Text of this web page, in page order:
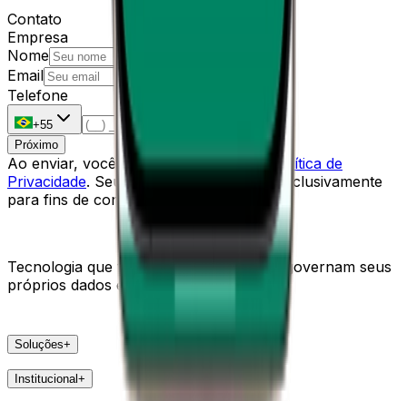
Contato
Empresa
Nome
Email
Telefone
+55
Próximo
Ao enviar, você concorda com nossa
Política de
Privacidade. Seus dados serão usados exclusivamente
para fins de contato.
Tecnologia que fortalece empresas que governam seus
próprios dados e decisões.
Soluções+
Produtos
Institucional+